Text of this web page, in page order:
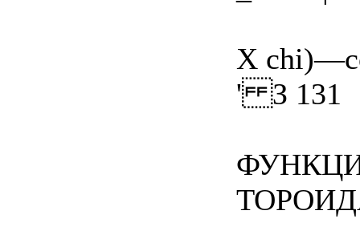
Х
' З 131